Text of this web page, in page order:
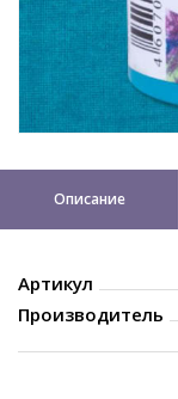
Описание
Артикул
Производитель